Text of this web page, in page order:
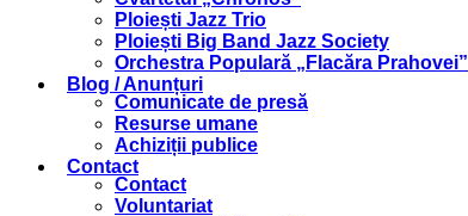
Ploiești Jazz Trio
Ploiești Big Band Jazz Society
Orchestra Populară „Flacăra Prahovei”
Blog / Anunțuri
Comunicate de presă
Resurse umane
Achiziții publice
Contact
Contact
Voluntariat